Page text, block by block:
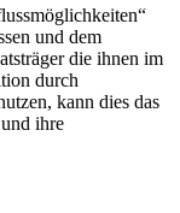
und dem
die ihnen im
durch
kann dies das
ihre